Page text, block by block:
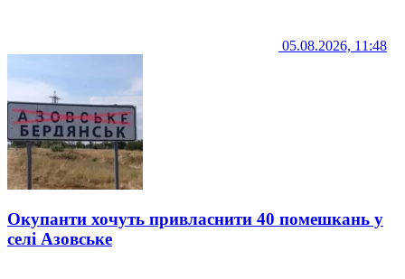
05.08.2026, 11:48
Окупанти хочуть привласнити 40 помешкань у
селі Азовське